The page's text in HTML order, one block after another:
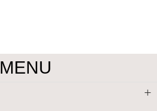
MENU